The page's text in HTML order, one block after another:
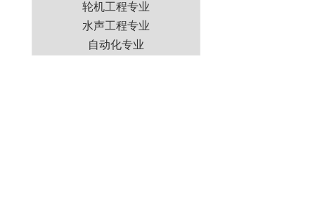
轮机工程专业
水声工程专业
自动化专业